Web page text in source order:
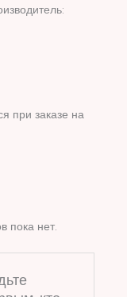
при заказе на
пока нет.